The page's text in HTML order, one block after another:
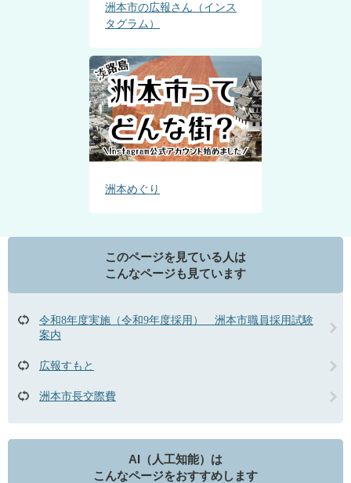
洲本市の広報さん（インス
タグラム）
洲本めぐり
このページを見ている人は
こんなページも見ています
令和8年度実施（令和9年度採用） 洲本市職員採用試験
案内
広報すもと
洲本市長交際費
AI（人工知能）は
こんなページをおすすめします